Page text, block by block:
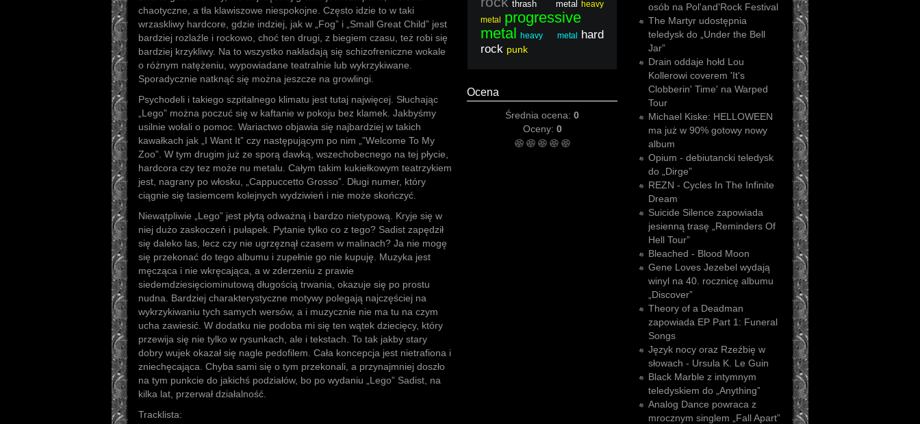
chaotyczne, a tła klawiszowe niespokojne. Często idzie to w taki
wrzaskliwy hardcore, gdzie indziej, jak w „Fog” i „Small Great Child” jest
bardziej rozlaźle i rockowo, choć ten drugi, z biegiem czasu, też robi się
bardziej krzykliwy. Na to wszystko nakładają się schizofreniczne wokale
o różnym natężeniu, wypowiadane teatralnie lub wykrzykiwane.
Sporadycznie natknąć się można jeszcze na growlingi.
Psychodeli i takiego szpitalnego klimatu jest tutaj najwięcej. Słuchając
„Lego” można poczuć się w kaftanie w pokoju bez klamek. Jakbyśmy
usilnie wołali o pomoc. Wariactwo objawia się najbardziej w takich
kawałkach jak „I Want It” czy następującym po nim „”Welcome To My
Zoo”. W tym drugim już ze sporą dawką, wszechobecnego na tej płycie,
hardcora czy tez może nu metalu. Całym takim kukiełkowym teatrzykiem
jest, nagrany po włosku, „Cappuccetto Grosso”. Długi numer, który
ciągnie się tasiemcem kolejnych wydziwień i nie może skończyć.
Niewątpliwie „Lego” jest płytą odważną i bardzo nietypową. Kryje się w
niej dużo zaskoczeń i pułapek. Pytanie tylko co z tego? Sadist zapędził
się daleko las, lecz czy nie ugrzęznął czasem w malinach? Ja nie mogę
się przekonać do tego albumu i zupełnie go nie kupuję. Muzyka jest
męcząca i nie wkręcająca, a w zderzeniu z prawie
siedemdziesięciominutową długością trwania, okazuje się po prostu
nudna. Bardziej charakterystyczne motywy polegają najczęściej na
wykrzykiwaniu tych samych wersów, a i muzycznie nie ma tu na czym
ucha zawiesić. W dodatku nie podoba mi się ten wątek dziecięcy, który
przewija się nie tylko w rysunkach, ale i tekstach. To tak jakby stary
dobry wujek okazał się nagle pedofilem. Cała koncepcja jest nietrafiona i
zniechęcająca. Chyba sami się o tym przekonali, a przynajmniej doszło
na tym punkcie do jakichś podziałów, bo po wydaniu „Lego” Sadist, na
kilka lat, przerwał działalność.
Tracklista:
thrash metal
heavy
metal
progressive
metal heavy metal
hard
rock punk
Ocena
Średnia ocena: 0
Oceny: 0
osób na Pol'and'Rock Festival
The Martyr udostępnia
teledysk do „Under the Bell
Jar”
Drain oddaje hołd Lou
Kollerowi coverem 'It's
Clobberin' Time' na Warped
Tour
Michael Kiske: HELLOWEEN
ma już w 90% gotowy nowy
album
Opium - debiutancki teledysk
do „Dirge”
REZN - Cycles In The Infinite
Dream
Suicide Silence zapowiada
jesienną trasę „Reminders Of
Hell Tour”
Bleached - Blood Moon
Gene Loves Jezebel wydają
winyl na 40. rocznicę albumu
„Discover”
Theory of a Deadman
zapowiada EP Part 1: Funeral
Songs
Język nocy oraz Rzeźbię w
słowach - Ursula K. Le Guin
Black Marble z intymnym
teledyskiem do „Anything”
Analog Dance powraca z
mrocznym singlem „Fall Apart”